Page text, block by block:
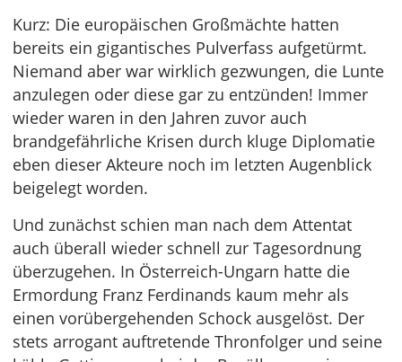
Kurz: Die europäischen Großmächte hatten
bereits ein gigantisches Pulverfass aufgetürmt.
Niemand aber war wirklich gezwungen, die Lunte
anzulegen oder diese gar zu entzünden! Immer
wieder waren in den Jahren zuvor auch
brandgefährliche Krisen durch kluge Diplomatie
eben dieser Akteure noch im letzten Augenblick
beigelegt worden.
Und zunächst schien man nach dem Attentat
auch überall wieder schnell zur Tagesordnung
überzugehen. In Österreich-Ungarn hatte die
Ermordung Franz Ferdinands kaum mehr als
einen vorübergehenden Schock ausgelöst. Der
stets arrogant auftretende Thronfolger und seine